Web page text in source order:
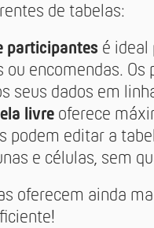
de tabelas:
participantes é ideal
ou encomendas. Os
seus dados em
livre oferece
podem editar a
e células, sem
oferecem ainda